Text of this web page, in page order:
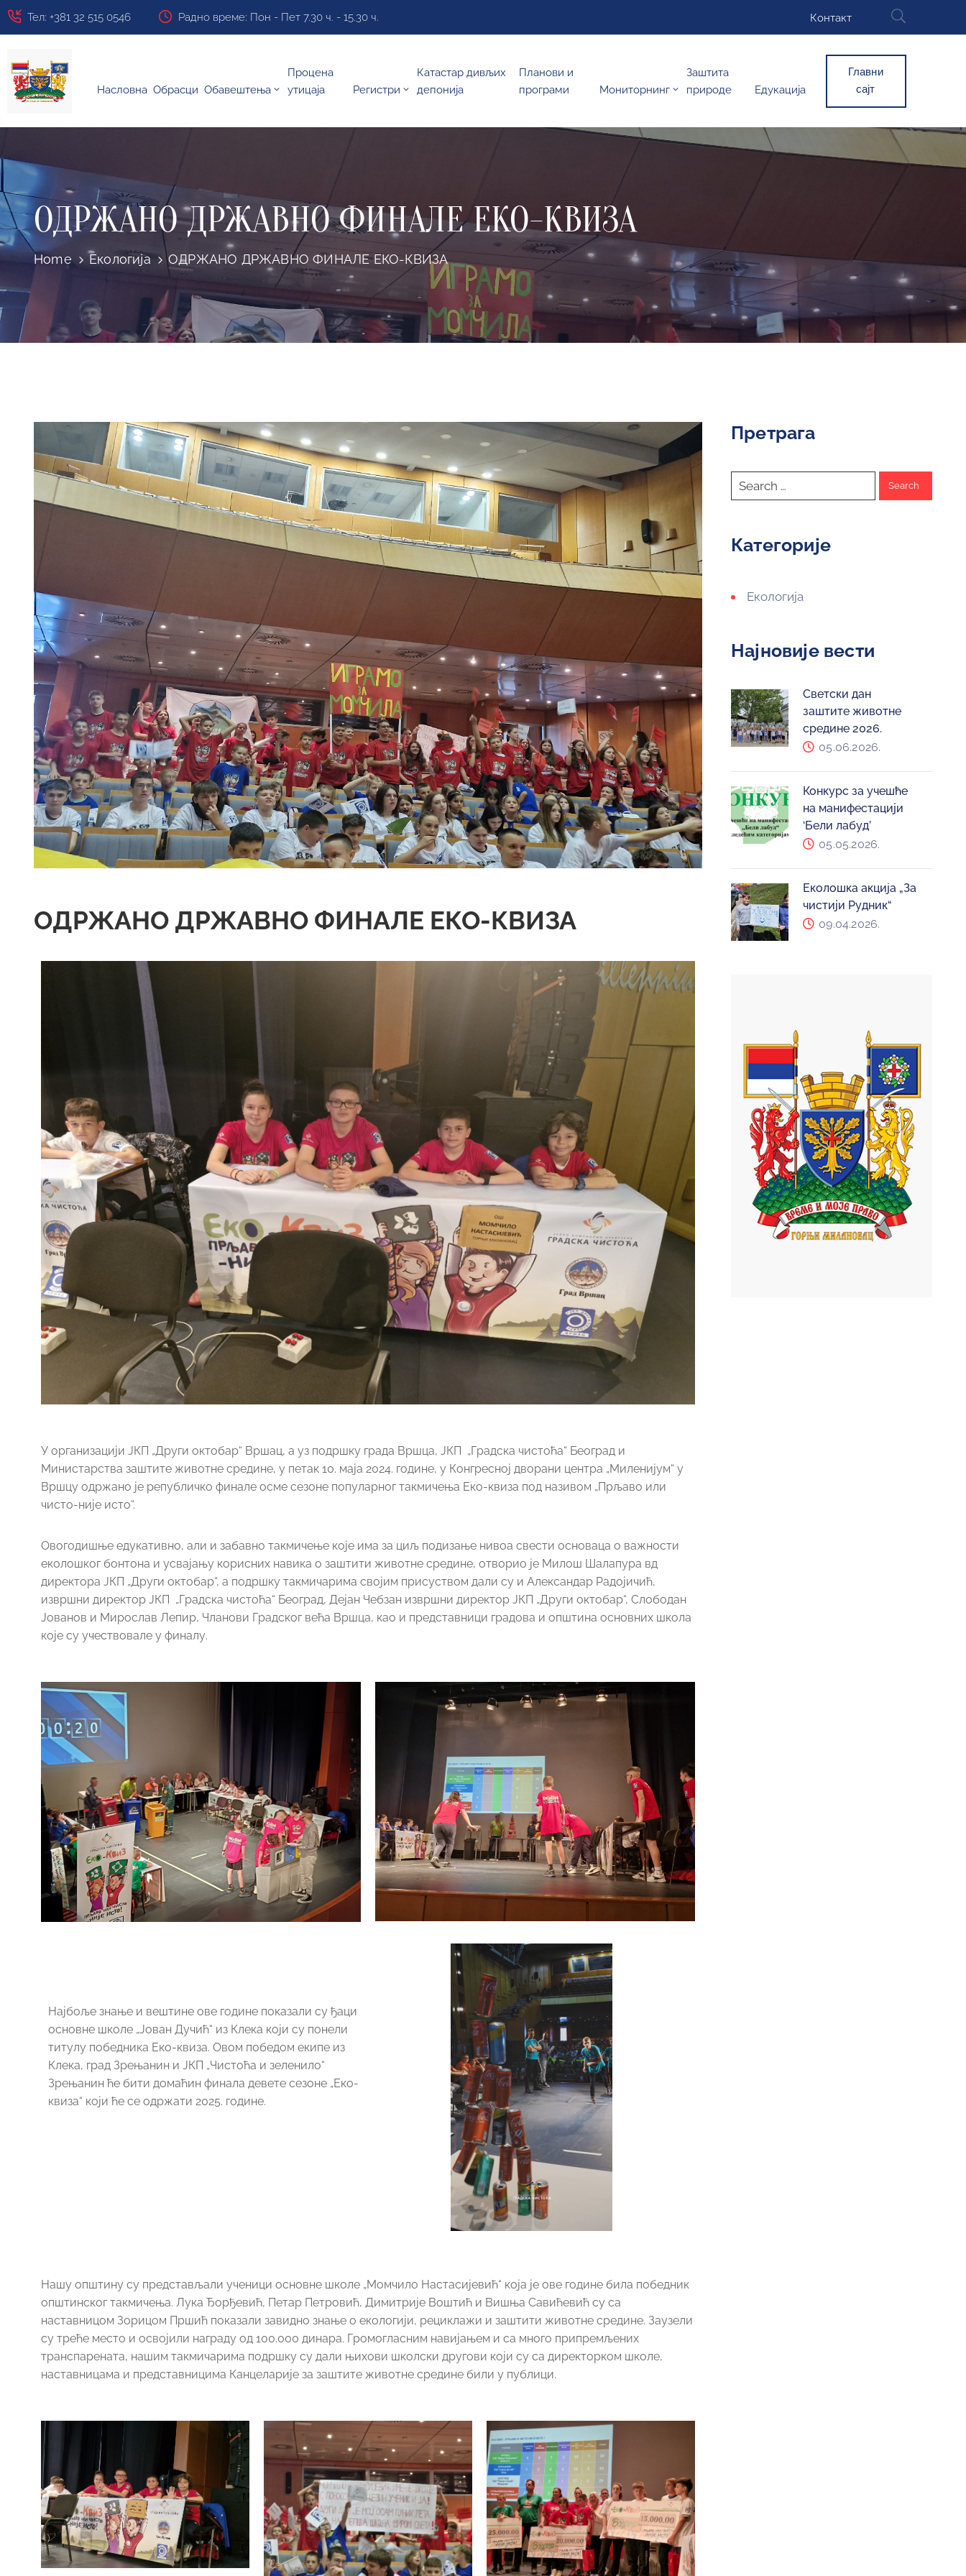
Тел: +381 32 515 0546 Радно време: Пон - Пет 7.30 ч. - 15.30 ч. Контакт
Насловна Обрасци Обавештења
Процена
утицаја
Регистри
Катастар дивљих
депонија
Планови и
програми
Мониторнинг
Заштита
природе
Едукација
Главни
сајт
ОДРЖАНО ДРЖАВНО ФИНАЛЕ ЕКО-КВИЗА
Home Екологија ОДРЖАНО ДРЖАВНО ФИНАЛЕ ЕКО-КВИЗА
ОДРЖАНО ДРЖАВНО ФИНАЛЕ ЕКО-КВИЗА
У организацији ЈКП „Други октобар“ Вршац, а уз подршку града Вршца, ЈКП „Градска чистоћа“ Београд и
Министарства заштите животне средине, у петак 10. маја 2024. године, у Конгресној дворани центра „Миленијум“ у
Вршцу одржано је републичко финале осме сезоне популарног такмичења Еко-квиза под називом „Прљаво или
чисто-није исто“.
Овогодишње едукативно, али и забавно такмичење које има за циљ подизање нивоа свести основаца о важности
еколошког бонтона и усвајању корисних навика о заштити животне средине, отворио је Милош Шалапура вд
директора ЈКП „Други октобар“, а подршку такмичарима својим присуством дали су и Александар Радојичић,
извршни директор ЈКП „Градска чистоћа“ Београд, Дејан Чебзан извршни директор ЈКП „Други октобар“, Слободан
Јованов и Мирослав Лепир, Чланови Градског већа Вршца, као и представници градова и општина основних школа
које су учествовале у финалу.
Најбоље знање и вештине ове године показали су ђаци
основне школе „Јован Дучић“ из Клека који су понели
титулу победника Еко-квиза. Овом победом екипе из
Клека, град Зрењанин и ЈКП „Чистоћа и зеленило“
Зрењанин ће бити домаћин финала девете сезоне „Еко-
квиза“ који ће се одржати 2025. године.
Нашу општину су представљали ученици основне школе „Момчило Настасијевић“ која је ове године била победник
општинског такмичења. Лука Ђорђевић, Петар Петровић, Димитрије Воштић и Вишња Савићевић су са
наставницом Зорицом Пршић показали завидно знање о екологији, рециклажи и заштити животне средине. Заузели
су треће место и освојили награду од 100.000 динара. Громогласним навијањем и са много припремљених
транспарената, нашим такмичарима подршку су дали њихови школски другови који су са директорком школе,
наставницама и представницима Канцеларије за заштите животне средине били у публици.
Претрага
Категорије
Екологија
Најновије вести
Светски дан
заштите животне
средине 2026.
05.06.2026.
Конкурс за учешће
на манифестацији
‘Бели лабуд’
05.05.2026.
Еколошка акција „За
чистији Рудник“
09.04.2026.